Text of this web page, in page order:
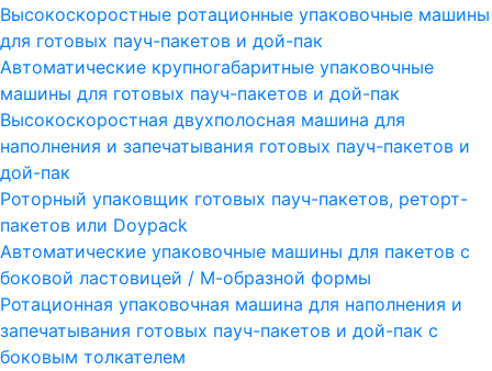
Высокоскоростные ротационные упаковочные машины
для готовых пауч-пакетов и дой-пак
Автоматические крупногабаритные упаковочные
машины для готовых пауч-пакетов и дой-пак
Высокоскоростная двухполосная машина для
наполнения и запечатывания готовых пауч-пакетов и
дой-пак
Роторный упаковщик готовых пауч-пакетов, реторт-
пакетов или Doypack
Автоматические упаковочные машины для пакетов с
боковой ластовицей / М-образной формы
Ротационная упаковочная машина для наполнения и
запечатывания готовых пауч-пакетов и дой-пак с
боковым толкателем